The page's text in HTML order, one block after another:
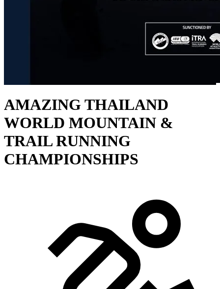
AMAZING THAILAND
WORLD MOUNTAIN &
TRAIL RUNNING
CHAMPIONSHIPS